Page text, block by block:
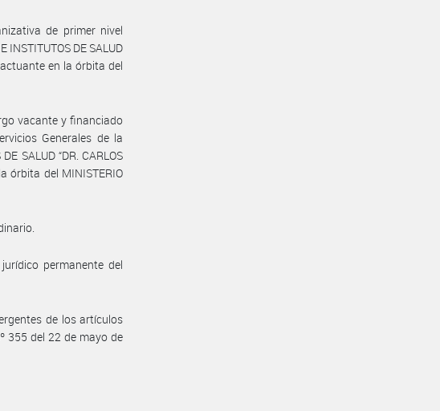
de primer nivel
INSTITUTOS DE SALUD
actuante en la órbita del
vacante y financiado
Generales de la
SALUD “DR. CARLOS
órbita del MINISTERIO
permanente del
de los artículos
355 del 22 de mayo de